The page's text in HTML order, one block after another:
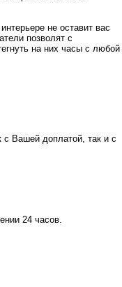
не оставит вас
позволят с
на них часы с любой
с Вашей доплатой, так и с
24 часов.